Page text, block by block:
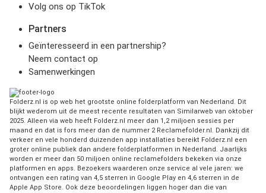
Volg ons op TikTok
Partners
Geïnteresseerd in een partnership?
Neem contact op
Samenwerkingen
Folderz.nl is op web het grootste online folderplatform van Nederland. Dit
blijkt wederom uit de meest recente resultaten van Similarweb van oktober
2025. Alleen via web heeft Folderz.nl meer dan 1,2 miljoen sessies per
maand en dat is fors meer dan de nummer 2 Reclamefolder.nl. Dankzij dit
verkeer en vele honderd duizenden app installaties bereikt Folderz.nl een
groter online publiek dan andere folderplatformen in Nederland. Jaarlijks
worden er meer dan 50 miljoen online reclamefolders bekeken via onze
platformen en apps. Bezoekers waarderen onze service al vele jaren: we
ontvangen een rating van 4,5 sterren in Google Play en 4,6 sterren in de
Apple App Store. Ook deze beoordelingen liggen hoger dan die van